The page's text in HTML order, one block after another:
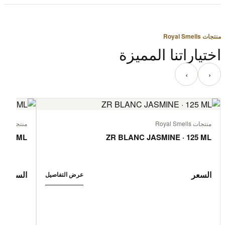
منتجات Royal Smells
اختياراتنا المميزة
‹ ›
منتجات Royal Smells
ZR BLANC JASMINE · 125 ML
السعر عرض التفاصيل
منتجات Royal Smells
ML
السعر